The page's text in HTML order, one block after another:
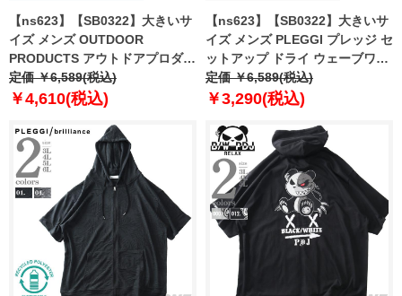
【ns623】【SB0322】大きいサ
イズ メンズ OUTDOOR
PRODUCTS アウトドアプロダク
ツ 裏毛 半袖 フルジップ パーカ
ー c643be
定価 ￥6,589(税込)
￥4,610(税込)
【ns623】【SB0322】大きいサ
イズ メンズ PLEGGI プレッジ セ
ットアップ ドライ ウェーブワッ
フル 半袖 フルジップ パーカー
接触冷感 吸水速乾 ストレッチ
定価 ￥6,589(税込)
￥3,290(税込)